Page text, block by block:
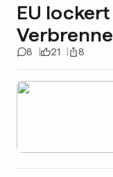
EU
8 21 8